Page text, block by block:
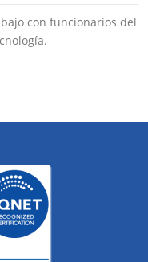
con funcionarios del